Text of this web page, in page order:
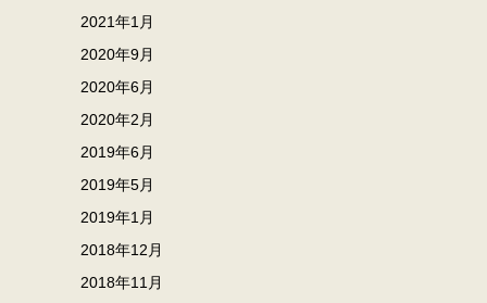
2021年1月
2020年9月
2020年6月
2020年2月
2019年6月
2019年5月
2019年1月
2018年12月
2018年11月